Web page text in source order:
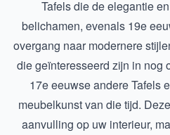
Tafelsdie de elegantie
belichamen, evenals 19e
overgang naar modernere
die geïnteresseerd zijn in nog
17e eeuwse andere Tafels
meubelkunst van die tijd.
aanvulling op uw interieur,